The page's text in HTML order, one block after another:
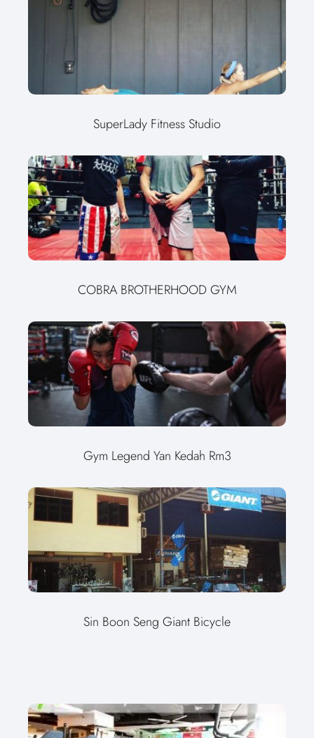
SuperLady Fitness Studio
COBRA BROTHERHOOD GYM
Gym Legend Yan Kedah Rm3
Sin Boon Seng Giant Bicycle